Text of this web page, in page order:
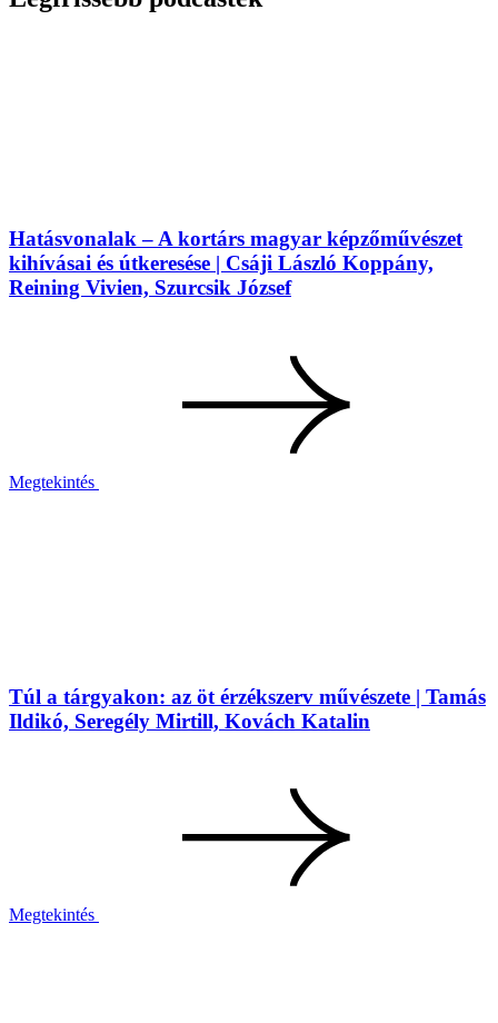
Hatásvonalak – A kortárs magyar képzőművészet
kihívásai és útkeresése | Csáji László Koppány,
Reining Vivien, Szurcsik József
Megtekintés
Túl a tárgyakon: az öt érzékszerv művészete | Tamás
Ildikó, Seregély Mirtill, Kovách Katalin
Megtekintés